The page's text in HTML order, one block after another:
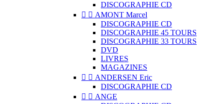
DISCOGRAPHIE CD
  AMONT Marcel
DISCOGRAPHIE CD
DISCOGRAPHIE 45 TOURS
DISCOGRAPHIE 33 TOURS
DVD
LIVRES
MAGAZINES
  ANDERSEN Eric
DISCOGRAPHIE CD
  ANGE